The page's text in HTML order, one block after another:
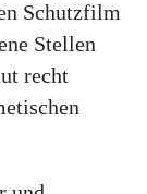
Schutzfilm
Stellen
recht